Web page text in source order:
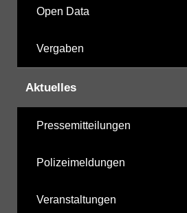
Open Data
Vergaben
Aktuelles
Pressemitteilungen
Polizeimeldungen
Veranstaltungen